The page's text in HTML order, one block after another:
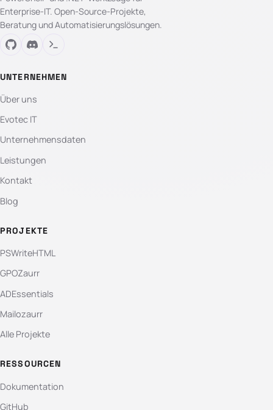
Enterprise-IT. Open-Source-Projekte,
Beratung und Automatisierungslösungen.
UNTERNEHMEN
Über uns
Evotec IT
Unternehmensdaten
Leistungen
Kontakt
Blog
PROJEKTE
PSWriteHTML
GPOZaurr
ADEssentials
Mailozaurr
Alle Projekte
RESSOURCEN
Dokumentation
GitHub